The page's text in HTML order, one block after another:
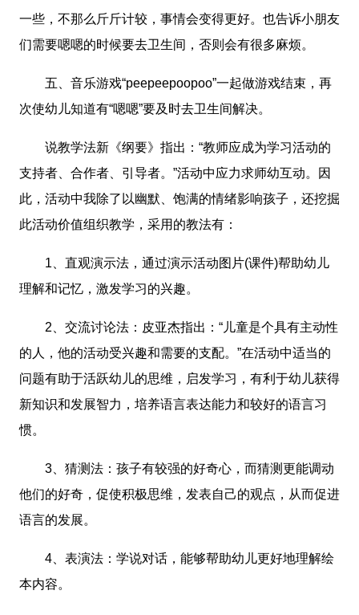
一些，不那么斤斤计较，事情会变得更好。也告诉小朋友
们需要嗯嗯的时候要去卫生间，否则会有很多麻烦。
五、音乐游戏“peepeepoopoo”一起做游戏结束，再
次使幼儿知道有“嗯嗯”要及时去卫生间解决。
说教学法新《纲要》指出：“教师应成为学习活动的
支持者、合作者、引导者。”活动中应力求师幼互动。因
此，活动中我除了以幽默、饱满的情绪影响孩子，还挖掘
此活动价值组织教学，采用的教法有：
1、直观演示法，通过演示活动图片(课件)帮助幼儿
理解和记忆，激发学习的兴趣。
2、交流讨论法：皮亚杰指出：“儿童是个具有主动性
的人，他的活动受兴趣和需要的支配。”在活动中适当的
问题有助于活跃幼儿的思维，启发学习，有利于幼儿获得
新知识和发展智力，培养语言表达能力和较好的语言习
惯。
3、猜测法：孩子有较强的好奇心，而猜测更能调动
他们的好奇，促使积极思维，发表自己的观点，从而促进
语言的发展。
4、表演法：学说对话，能够帮助幼儿更好地理解绘
本内容。